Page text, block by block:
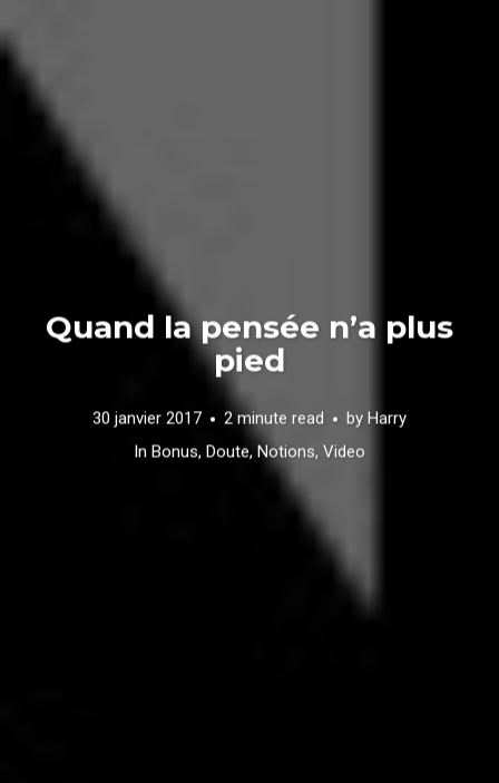
Quand la pensée n’a plus
pied
30 janvier 2017 2 minute read by Harry
In Bonus, Doute, Notions, Video